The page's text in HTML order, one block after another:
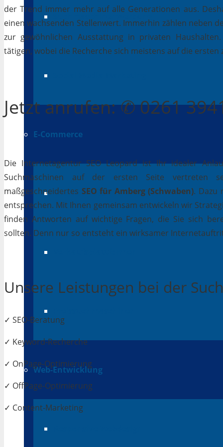
E-Commerce
Online Shops
Web-Entwicklung
der Trend immer mehr auf alle Generationen aus.
einen wachsenden Stellenwert. Immerhin zählen neben
zur gewöhnlichen Ausstattung in privaten
tätigen, wobei die Recherche sich meistens auf die
Jetztanrufen: ✆ 0261
Die Internetagentur SEO Leopard ist Ihr idealer
Suchmaschinen auf der ersten Seite vertreten
maßgeschneidertes SEO für Amberg (Schwaben). Dazu
entsprechen. Mit Ihnen gemeinsam entwickeln wir
finden Antworten auf wichtige Fragen, die Sie sich
sollten. Denn nur so entsteht ein wirksamer
Unsere Leistungen bei der
✓ SEO-Beratung
✓ Keyword-Recherche
✓ OnPage-Optimierung
✓ OffPage-Optimierung
✓ Content-Marketing